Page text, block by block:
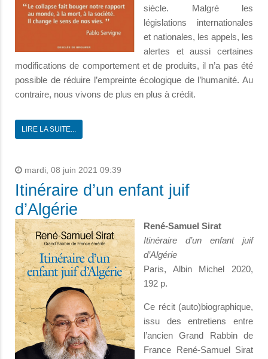
siècle. Malgré les
législations internationales
et nationales, les appels, les
alertes et aussi certaines
modifications de comportement et de produits, il n’a pas été
possible de réduire l’empreinte écologique de l’humanité. Au
contraire, nous vivons de plus en plus à crédit.
LIRE LA SUITE...
mardi, 08 juin 2021 09:39
Itinéraire d’un enfant juif
d’Algérie
René-Samuel Sirat
Itinéraire d’un enfant juif
d’Algérie
Paris, Albin Michel 2020,
192 p.
Ce récit (auto)biographique,
issu des entretiens entre
l’ancien Grand Rabbin de
France René-Samuel Sirat